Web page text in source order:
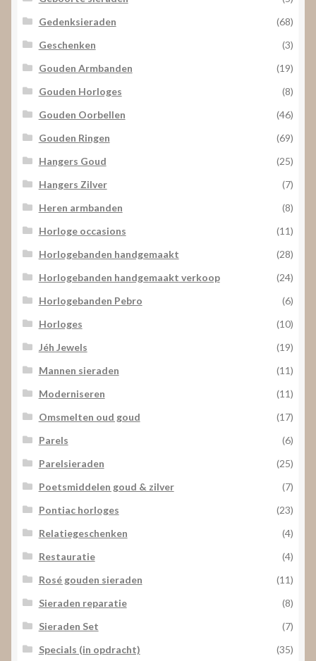
Gedenksieraden
(68)
Geschenken
(3)
Gouden Armbanden
(19)
Gouden Horloges
(8)
Gouden Oorbellen
(46)
Gouden Ringen
(69)
Hangers Goud
(25)
Hangers Zilver
(7)
Heren armbanden
(8)
Horloge occasions
(11)
Horlogebanden handgemaakt
(28)
Horlogebanden handgemaakt verkoop
(24)
Horlogebanden Pebro
(6)
Horloges
(10)
Jéh Jewels
(19)
Mannen sieraden
(11)
Moderniseren
(11)
Omsmelten oud goud
(17)
Parels
(6)
Parelsieraden
(25)
Poetsmiddelen goud & zilver
(7)
Pontiac horloges
(23)
Relatiegeschenken
(4)
Restauratie
(4)
Rosé gouden sieraden
(11)
Sieraden reparatie
(8)
Sieraden Set
(7)
Specials (in opdracht)
(35)